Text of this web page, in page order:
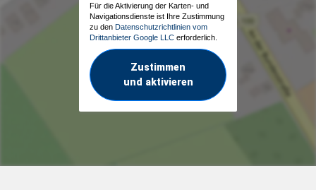
Für die Aktivierung der Karten- und
Navigationsdienste ist Ihre Zustimmung
zu den Datenschutzrichtlinien vom
Drittanbieter Google LLC erforderlich.
Zustimmen
und aktivieren